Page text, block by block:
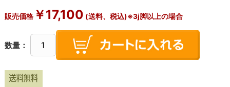
販売価格￥17,100 (送料、税込)※3j脚以上の場合
数量：